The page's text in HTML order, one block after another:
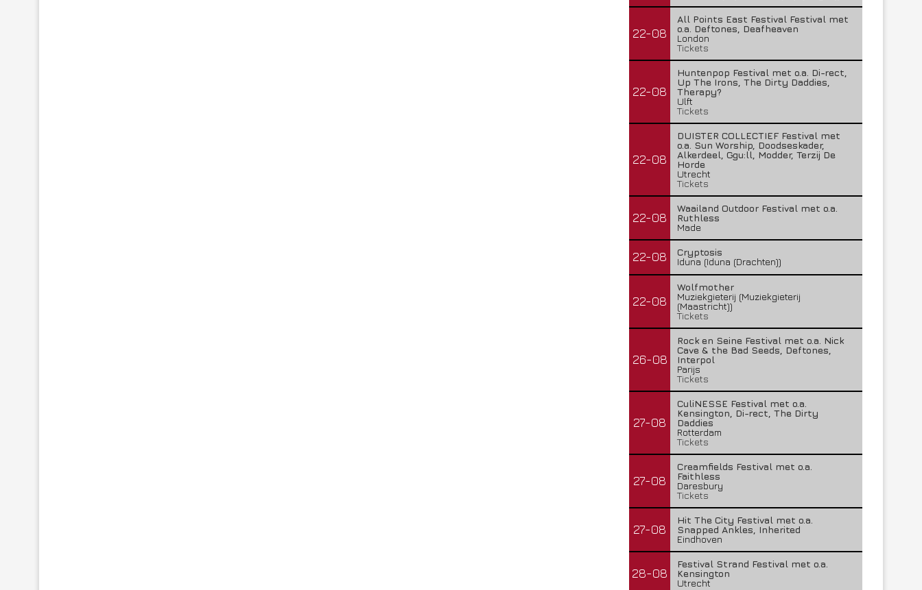
22-08
All Points East Festival Festival met
o.a. Deftones, Deafheaven
London
Tickets
22-08
Huntenpop Festival met o.a. Di-rect,
Up The Irons, The Dirty Daddies,
Therapy?
Ulft
Tickets
22-08
DUISTER COLLECTIEF Festival met
o.a. Sun Worship, Doodseskader,
Alkerdeel, Ggu:ll, Modder, Terzij De
Horde
Utrecht
Tickets
22-08
Waailand Outdoor Festival met o.a.
Ruthless
Made
22-08
Cryptosis
Iduna (Iduna (Drachten))
22-08
Wolfmother
Muziekgieterij (Muziekgieterij
(Maastricht))
Tickets
26-08
Rock en Seine Festival met o.a. Nick
Cave & the Bad Seeds, Deftones,
Interpol
Parijs
Tickets
27-08
CuliNESSE Festival met o.a.
Kensington, Di-rect, The Dirty
Daddies
Rotterdam
Tickets
27-08
Creamfields Festival met o.a.
Faithless
Daresbury
Tickets
27-08
Hit The City Festival met o.a.
Snapped Ankles, Inherited
Eindhoven
28-08
Festival Strand Festival met o.a.
Kensington
Utrecht